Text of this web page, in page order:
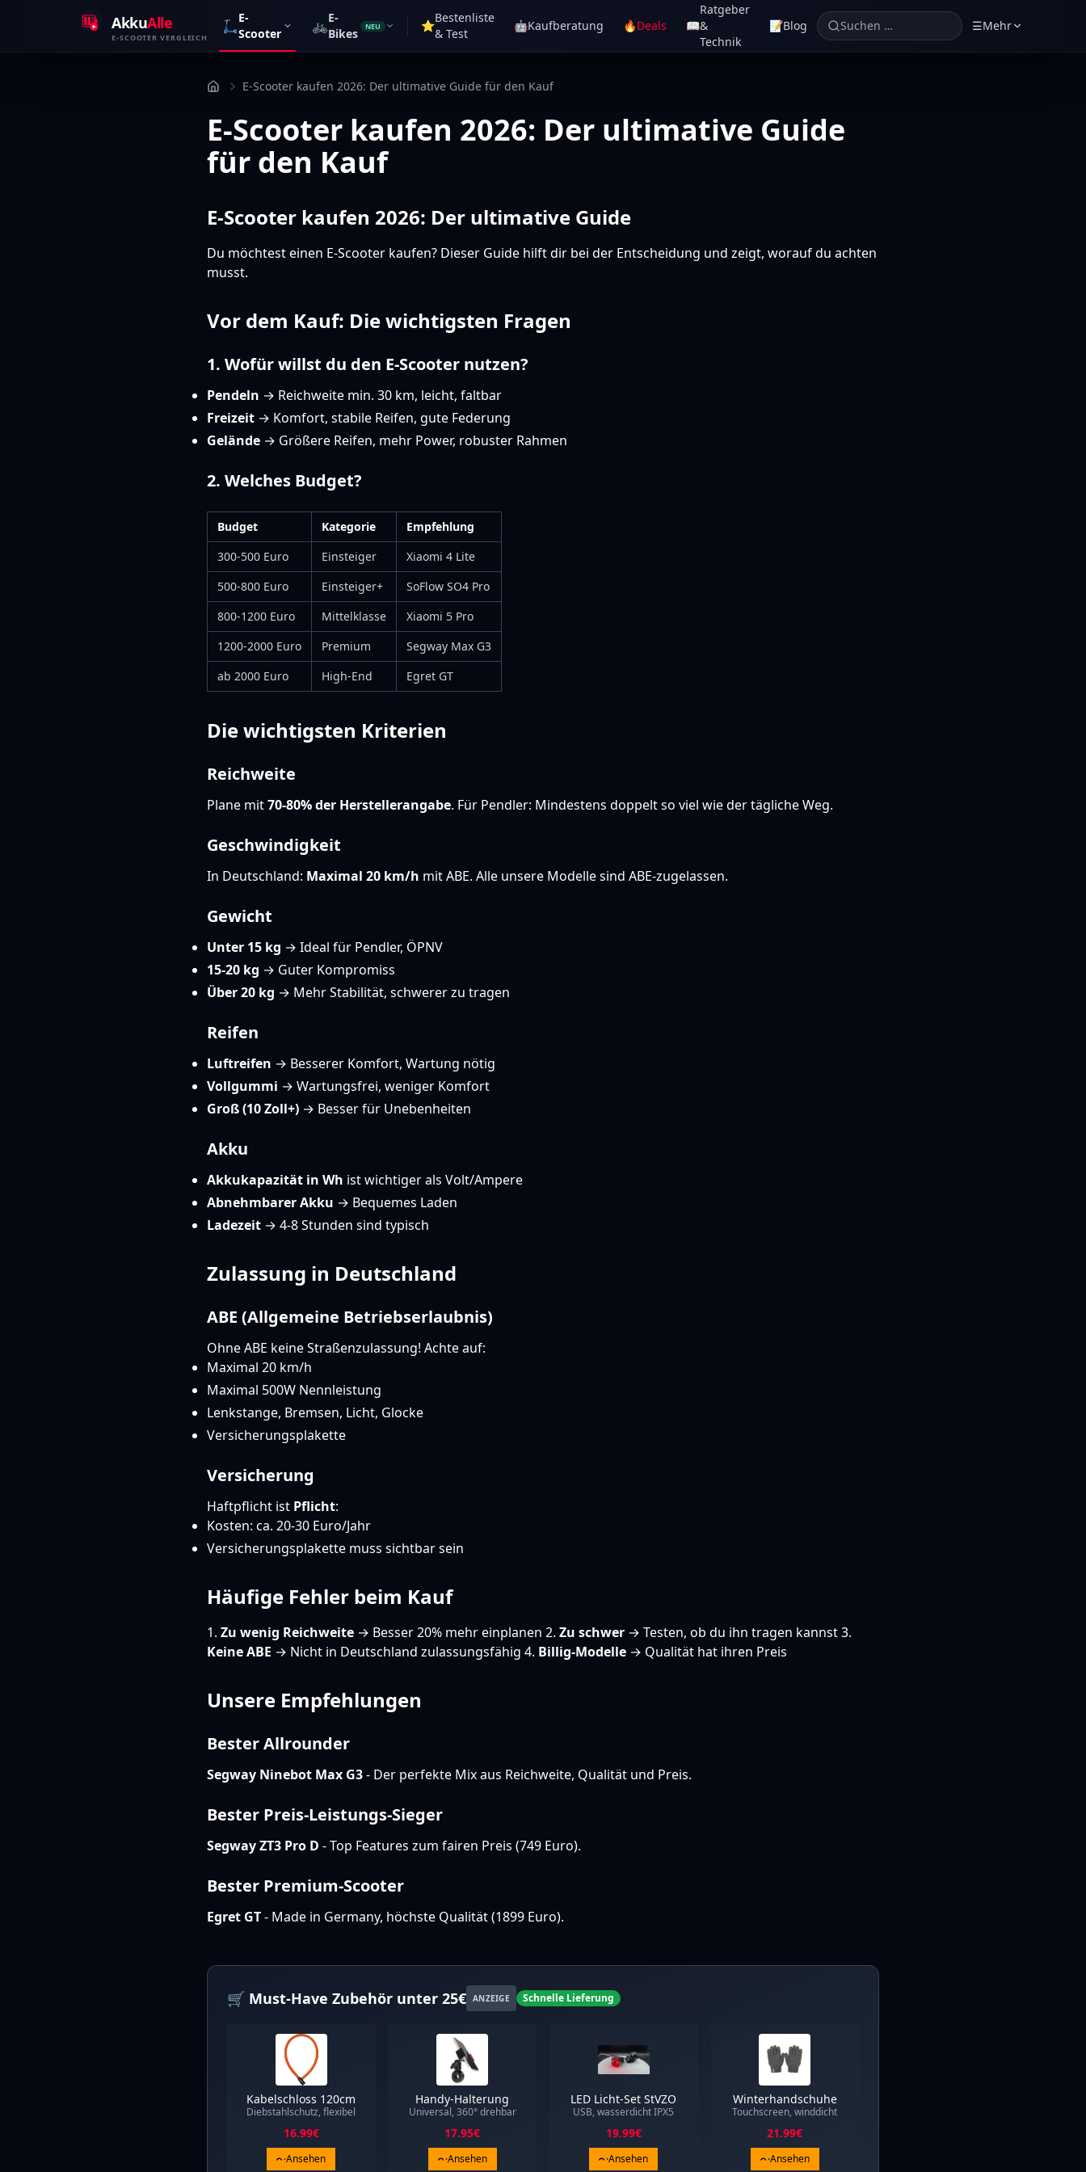
AkkuAlle
E-SCOOTER VERGLEICH
🛴E-
Scooter
🚲E-
Bikes
NEU ⭐
Bestenliste
& Test
🤖Kaufberatung 🔥Deals 📖
Ratgeber
&
Technik
📝Blog Suchen … ☰Mehr
E-Scooter kaufen 2026: Der ultimative Guide für den Kauf
E-Scooter kaufen 2026: Der ultimative Guide
für den Kauf
E-Scooter kaufen 2026: Der ultimative Guide
Du möchtest einen E-Scooter kaufen? Dieser Guide hilft dir bei der Entscheidung und zeigt, worauf du achten
musst.
Vor dem Kauf: Die wichtigsten Fragen
1. Wofür willst du den E-Scooter nutzen?
Pendeln → Reichweite min. 30 km, leicht, faltbar
Freizeit → Komfort, stabile Reifen, gute Federung
Gelände → Größere Reifen, mehr Power, robuster Rahmen
2. Welches Budget?
Budget Kategorie
Empfehlung
300-500 Euro
Einsteiger
Xiaomi 4 Lite
500-800 Euro
Einsteiger+
SoFlow SO4 Pro
800-1200 Euro
Mittelklasse
Xiaomi 5 Pro
1200-2000 Euro
Premium
Segway Max G3
ab 2000 Euro
High-End Egret GT
Die wichtigsten Kriterien
Reichweite
Plane mit70-80% der Herstellerangabe. Für Pendler: Mindestens doppelt so viel wie der tägliche Weg.
Geschwindigkeit
In Deutschland: Maximal 20 km/h mit ABE. Alle unsere Modelle sind ABE-zugelassen.
Gewicht
Unter 15 kg → Ideal für Pendler, ÖPNV
15-20 kg → Guter Kompromiss
Über 20 kg → Mehr Stabilität, schwerer zu tragen
Reifen
Luftreifen → Besserer Komfort, Wartung nötig
Vollgummi → Wartungsfrei, weniger Komfort
Groß (10 Zoll+) → Besser für Unebenheiten
Akku
Akkukapazität in Wh ist wichtiger als Volt/Ampere
Abnehmbarer Akku → Bequemes Laden
Ladezeit → 4-8 Stunden sind typisch
Zulassung in Deutschland
ABE (Allgemeine Betriebserlaubnis)
Ohne ABE keine Straßenzulassung! Achte auf:
Maximal 20 km/h
Maximal 500W Nennleistung
Lenkstange, Bremsen, Licht, Glocke
Versicherungsplakette
Versicherung
Haftpflicht ist Pflicht:
Kosten: ca. 20-30 Euro/Jahr
Versicherungsplakette muss sichtbar sein
Häufige Fehler beim Kauf
1. Zu wenig Reichweite → Besser 20% mehr einplanen 2. Zu schwer → Testen, ob du ihn tragen kannst 3.
Keine ABE → Nicht in Deutschland zulassungsfähig 4. Billig-Modelle → Qualität hat ihren Preis
Unsere Empfehlungen
Bester Allrounder
Segway Ninebot Max G3- Der perfekte Mix aus Reichweite, Qualität und Preis.
Bester Preis-Leistungs-Sieger
Segway ZT3 Pro D - Top Features zum fairen Preis (749 Euro).
Bester Premium-Scooter
Egret GT- Made in Germany, höchste Qualität (1899 Euro).
🛒 Must-Have Zubehör unter 25€ ANZEIGE Schnelle Lieferung
Kabelschloss 120cm
Diebstahlschutz, flexibel
16.99€
Ansehen
Handy-Halterung
Universal, 360° drehbar
17.95€
Ansehen
LED Licht-Set StVZO
USB, wasserdicht IPX5
19.99€
Ansehen
Winterhandschuhe
Touchscreen, winddicht
21.99€
Ansehen